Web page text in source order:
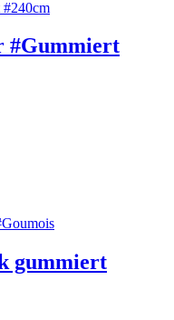
#Gummiert
gummiert